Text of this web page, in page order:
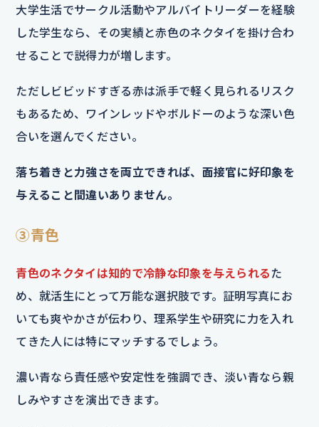
大学生活でサークル活動やアルバイトリーダーを経験
した学生なら、その実績と赤色のネクタイを掛け合わ
せることで説得力が増します。
ただしビビッドすぎる赤は派手で軽く見られるリスク
もあるため、ワインレッドやボルドーのような深い色
合いを選んでください。
落ち着きと力強さを両立できれば、面接官に好印象を
与えること間違いありません。
③青色
青色のネクタイは知的で冷静な印象を与えられるた
め、就活生にとって万能な選択肢です。証明写真にお
いても爽やかさが伝わり、理系学生や研究に力を入れ
てきた人には特にマッチするでしょう。
濃い青なら責任感や安定性を強調でき、淡い青なら親
しみやすさを演出できます。